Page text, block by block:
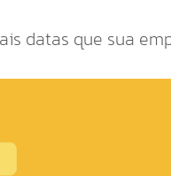
datas que sua